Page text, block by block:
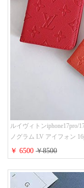
ルイヴィトンiphone17pro/
ノグラム LV アイフォン
ンド iPhone 15/14/13 pro
￥ 6500￥8500